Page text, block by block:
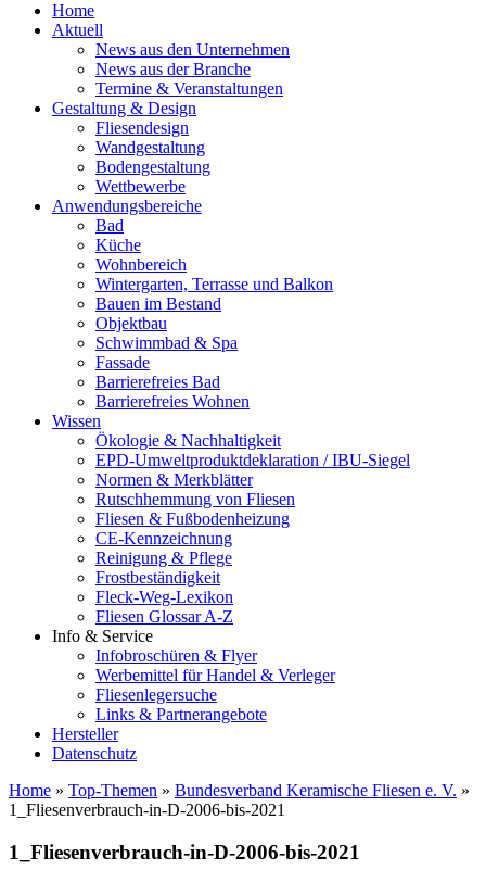
Home
Aktuell
News aus den Unternehmen
News aus der Branche
Termine & Veranstaltungen
Gestaltung & Design
Fliesendesign
Wandgestaltung
Bodengestaltung
Wettbewerbe
Anwendungsbereiche
Bad
Küche
Wohnbereich
Wintergarten, Terrasse und Balkon
Bauen im Bestand
Objektbau
Schwimmbad & Spa
Fassade
Barrierefreies Bad
Barrierefreies Wohnen
Wissen
Ökologie & Nachhaltigkeit
EPD-Umweltproduktdeklaration / IBU-Siegel
Normen & Merkblätter
Rutschhemmung von Fliesen
Fliesen & Fußbodenheizung
CE-Kennzeichnung
Reinigung & Pflege
Frostbeständigkeit
Fleck-Weg-Lexikon
Fliesen Glossar A-Z
Info & Service
Infobroschüren & Flyer
Werbemittel für Handel & Verleger
Fliesenlegersuche
Links & Partnerangebote
Hersteller
Datenschutz
Home » Top-Themen » Bundesverband Keramische Fliesen e. V. »
1_Fliesenverbrauch-in-D-2006-bis-2021
1_Fliesenverbrauch-in-D-2006-bis-2021